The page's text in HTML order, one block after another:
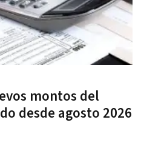
montos del
desde agosto 2026